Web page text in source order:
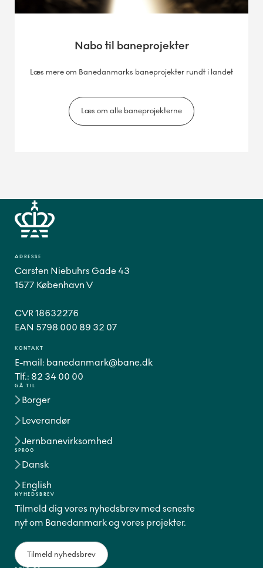
Nabo til baneprojekter
Læs mere om Banedanmarks baneprojekter rundt i landet
Læs om alle baneprojekterne
GÅ TIL
Borger
Leverandør
Jernbanevirksomhed
SPROG
Dansk
English
ADRESSE
Carsten Niebuhrs Gade 43
1577 København V
CVR 18632276
EAN 5798 000 89 32 07
KONTAKT
E-mail: banedanmark@bane.dk
Tlf.: 82 34 00 00
NYHEDSBREV
Tilmeld dig vores nyhedsbrev med seneste
nyt om Banedanmark og vores projekter.
Tilmeld nyhedsbrev